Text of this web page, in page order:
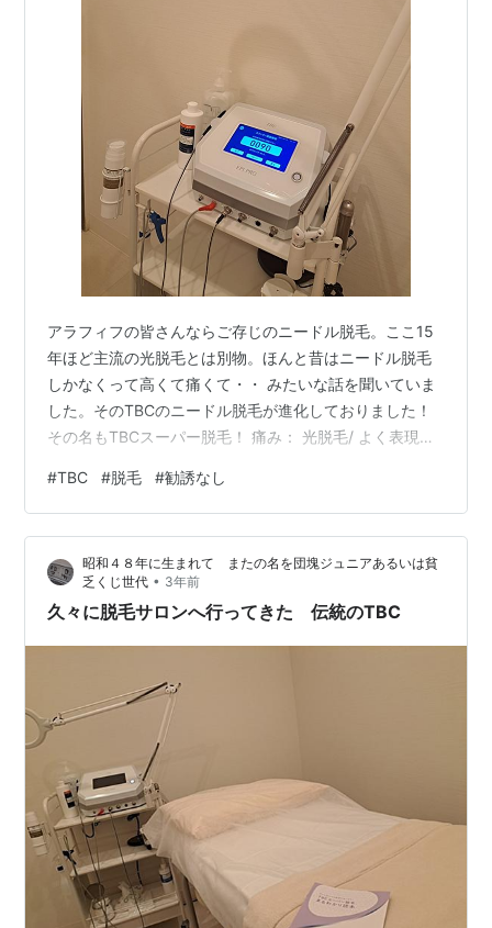
アラフィフの皆さんならご存じのニードル脱毛。ここ15
年ほど主流の光脱毛とは別物。ほんと昔はニードル脱毛
しかなくって高くて痛くて・・ みたいな話を聞いていま
した。そのTBCのニードル脱毛が進化しておりました！
その名もTBCスーパー脱毛！ 痛み： 光脱毛/ よく表現さ
射できて、痛みが少ないのが便利。 一方、毛がなくなる
まで時間がかかる。 TBCスーパー脱毛/ なんど一本一本
に照射していく。痛みは光の5倍くらい（私の感想）。耐
えられない痛みではありませんでした。一本一本処理し
ていくんだから、施術に時間はかかりました。 体験を申
し込んだらTBCから電話…
#TBC #脱毛 #勧誘なし
昭和４８年に生まれて またの名を団塊ジュニアあるいは貧
乏くじ世代 • 3年前
久々に脱毛サロンへ行ってきた 伝統のTBC